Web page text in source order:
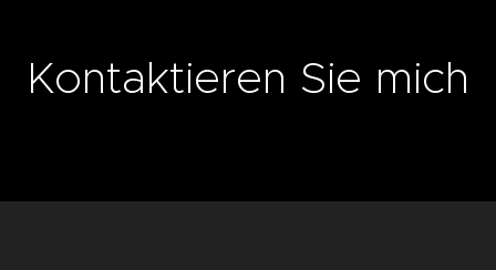
Kontaktieren Sie mich